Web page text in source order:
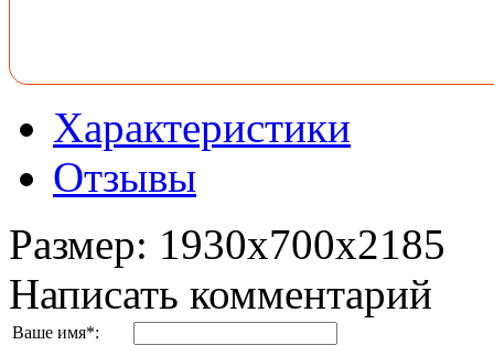
Характеристики
Отзывы
Размер: 1930x700x2185
Написать комментарий
Ваше имя*: